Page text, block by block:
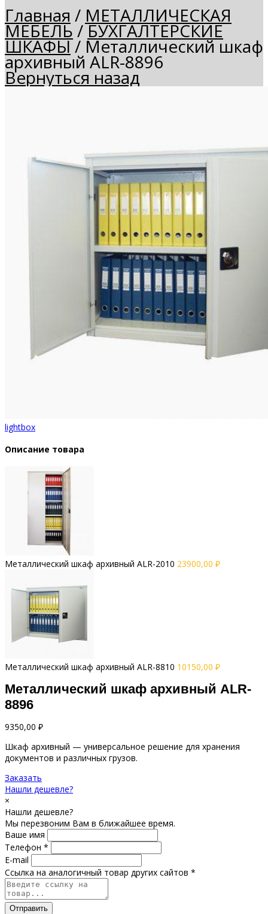
Главная / МЕТАЛЛИЧЕСКАЯ
МЕБЕЛЬ /БУХГАЛТЕРСКИЕ
ШКАФЫ/ Металлический шкаф
архивный АLR-8896
Вернуться назад
lightbox
Описание товара
Металлический шкаф архивный ALR-2010 23900,00 ₽
Металлический шкаф архивный АLR-8810 10150,00 ₽
Металлический шкаф архивный АLR-
8896
9350,00 ₽
Шкаф архивный — универсальное решение для хранения
документов и различных грузов.
Заказать
Нашли дешевле?
×
Нашли дешевле?
Мы перезвоним Вам в ближайшее время.
Ваше имя
Телефон *
E-mail
Ссылка на аналогичный товар других сайтов *
Отправить